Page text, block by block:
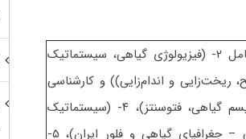
– مجموعه دروس تخصصی در سطح کارشناسی شامل ۲- (فیزیولوژی گیاهی، سیستماتیک
و اندام‌زایی)) و کارشناسی
ارشد شامل ۳- (جذب و انتقال در گیاهان، متابولیسم گیاهی، فتوسنتز)، ۴- (سیستماتیک
گیاهی پیشرفته – بوم شناسی پوشش های گیاهی – جغرافیای گیاهی و فلور ایران)، ۵-